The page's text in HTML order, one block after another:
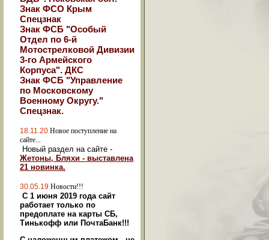
Знак ФСО Крым
Спецзнак
Знак ФСБ "Особый
Отдел по 6-й
Мотострелковой Дивизии
3-го Армейского
Корпуса". ДКС
Знак ФСБ "Управление
по Московскому
Военному Округу."
Спецзнак.
18.11.20 Новое поступление на
сайте...
Новый раздел на сайте -
Жетоны, Бляхи - выставлена
21 новинка.
30.05.19 Новости!!!
С 1 июня 2019 года сайт
работает только по
предоплате на карты СБ,
Тинькофф или ПочтаБанк!!!